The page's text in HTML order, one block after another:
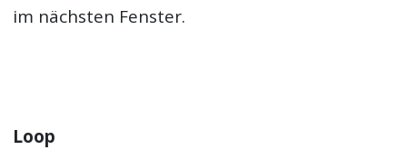
im nächsten Fenster.
Loop